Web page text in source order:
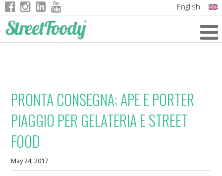
English
PRONTA CONSEGNA: APE E PORTER
PIAGGIO PER GELATERIA E STREET
FOOD
May 24, 2017